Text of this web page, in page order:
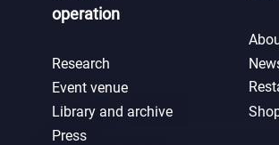
operation
Research
Event venue
Library and archive
Press